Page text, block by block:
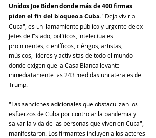
Unidos Joe Biden donde más de 400 firmas
piden el fin del bloqueo a Cuba. "Deja vivir a
Cuba", es un llamamiento público y urgente de ex
jefes de Estado, políticos, intelectuales
prominentes, científicos, clérigos, artistas,
músicos, líderes y activistas de todo el mundo
donde exigen que la Casa Blanca levante
inmediatamente las 243 medidas unilaterales de
Trump.
"Las sanciones adicionales que obstaculizan los
esfuerzos de Cuba por controlar la pandemia y
salvar la vida de las personas que viven en Cuba",
manifestaron. Los firmantes incluyen a los actores